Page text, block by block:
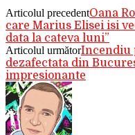
Articolul precedentOana
care Marius Elisei isi
data la cateva luni”
Articolul următorIncendiu
dezafectata din
impresionante